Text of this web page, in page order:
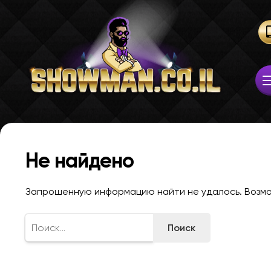
Не найдено
Запрошенную информацию найти не удалось.